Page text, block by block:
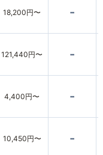
18,200円〜 -
121,440円〜 -
4,400円〜 -
10,450円〜 -